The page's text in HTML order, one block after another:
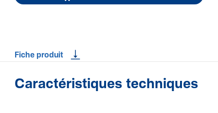
Fiche produit
Caractéristiques techniques